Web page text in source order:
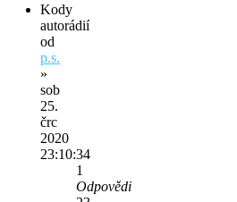
Kody
autorádií
od
p.s.
»
sob
25.
črc
2020
23:10:34
1
Odpovědi